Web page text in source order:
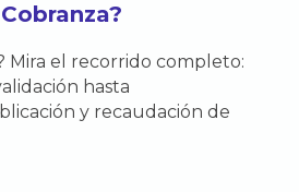
Mira el recorrido completo:
hasta
y recaudación de